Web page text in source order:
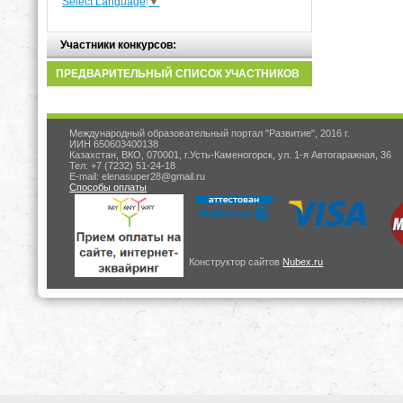
Участники конкурсов:
ПРЕДВАРИТЕЛЬНЫЙ СПИСОК УЧАСТНИКОВ
Международный образовательный портал "Развитие", 2016 г.
ИИН 650603400138
Казахстан, ВКО, 070001, г.Усть-Каменогорск, ул. 1-я Автогаражная, 36
Тел: +7 (7232) 51-24-18
E-mail: elenasuper28@gmail.ru
Способы оплаты
Конструктор сайтов Nubex.ru